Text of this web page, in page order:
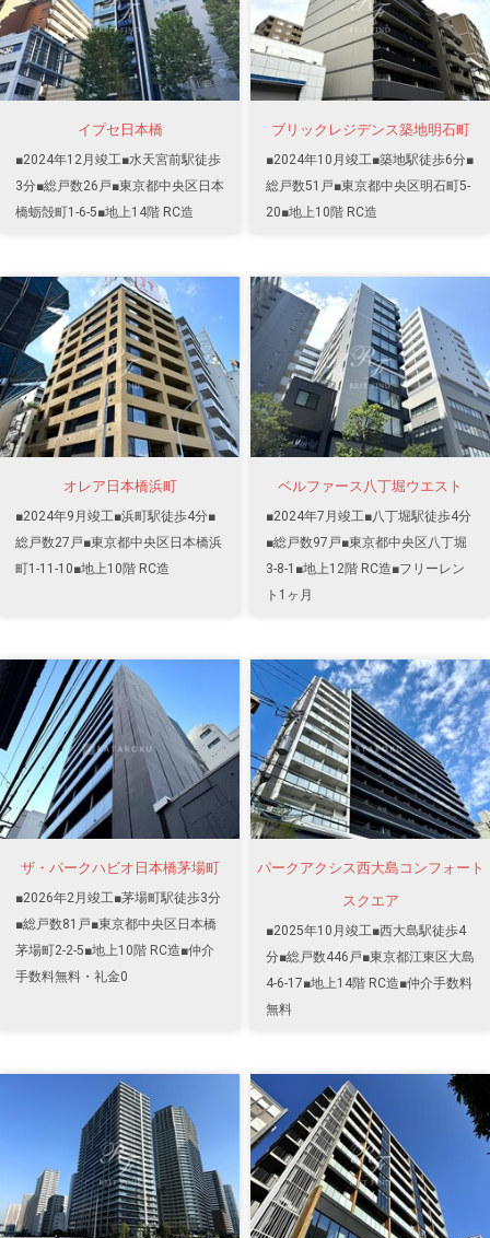
イプセ日本橋
■2024年12月竣工■水天宮前駅徒歩
3分■総戸数26戸■東京都中央区日本
橋蛎殻町1-6-5■地上14階 RC造
ブリックレジデンス築地明石町
■2024年10月竣工■築地駅徒歩6分■
総戸数51戸■東京都中央区明石町5-
20■地上10階 RC造
オレア日本橋浜町
■2024年9月竣工■浜町駅徒歩4分■
総戸数27戸■東京都中央区日本橋浜
町1-11-10■地上10階 RC造
ベルファース八丁堀ウエスト
■2024年7月竣工■八丁堀駅徒歩4分
■総戸数97戸■東京都中央区八丁堀
3-8-1■地上12階 RC造■フリーレン
ト1ヶ月
ザ・パークハビオ日本橋茅場町
■2026年2月竣工■茅場町駅徒歩3分
■総戸数81戸■東京都中央区日本橋
茅場町2-2-5■地上10階 RC造■仲介
手数料無料・礼金0
パークアクシス西大島コンフォート
スクエア
■2025年10月竣工■西大島駅徒歩4
分■総戸数446戸■東京都江東区大島
4-6-17■地上14階 RC造■仲介手数料
無料